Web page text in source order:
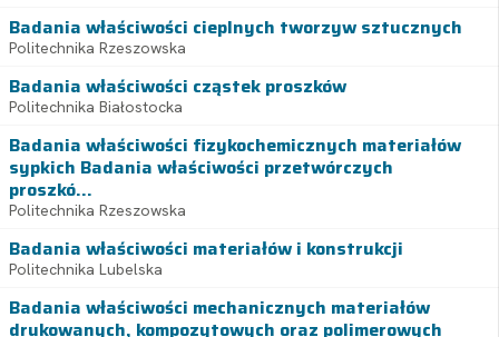
Badania właściwości cieplnych tworzyw sztucznych
Politechnika Rzeszowska
Badania właściwości cząstek proszków
Politechnika Białostocka
Badania właściwości fizykochemicznych materiałów
sypkich Badania właściwości przetwórczych
proszkó...
Politechnika Rzeszowska
Badania właściwości materiałów i konstrukcji
Politechnika Lubelska
Badania właściwości mechanicznych materiałów
drukowanych, kompozytowych oraz polimerowych